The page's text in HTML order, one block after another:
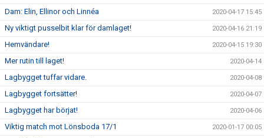
Dam: Elin, Ellinor och Linnéa 2020-04-17 15:45
Ny viktigt pusselbit klar för damlaget! 2020-04-16 21:19
Hemvändare! 2020-04-15 19:30
Mer rutin till laget! 2020-04-14
Lagbygget tuffar vidare. 2020-04-08
Lagbygget fortsätter! 2020-04-07
Lagbygget har börjat! 2020-04-06
Viktig match mot Lönsboda 17/1 2020-01-17 00:05